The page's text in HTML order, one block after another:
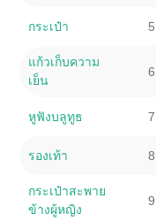
กระเป๋า 5
แก้วเก็บความ
เย็น
6
หูฟังบลูทูธ 7
รองเท้า 8
กระเป๋าสะพาย
ข้างผู้หญิง
9